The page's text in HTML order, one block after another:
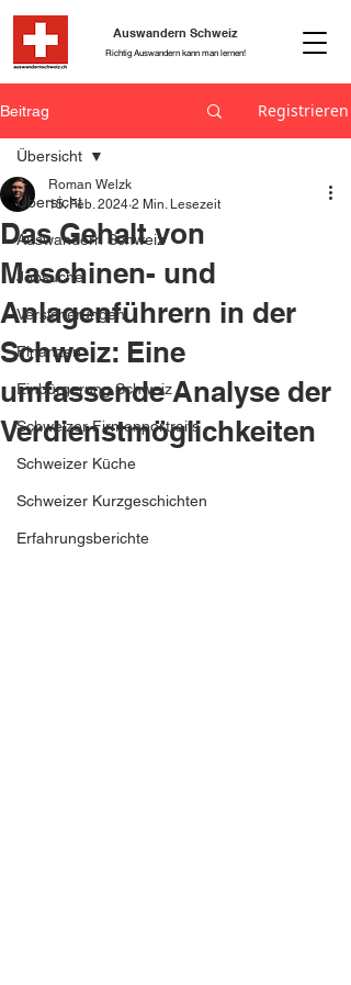
Richtig Auswandern kann man lernen!
Auswandern Schweiz
Beitrag Registrieren
Übersicht
Auswandern Schweiz
Jobsuche
Versicherungen
Finanzen
Einbürgerung Schweiz
Schweizer Firmenportraits
Schweizer Küche
Schweizer Kurzgeschichten
Erfahrungsberichte
Übersicht
Das Gehalt von
Maschinen- und
Anlagenführern in der
Schweiz: Eine
umfassende Analyse der
Verdienstmöglichkeiten
Roman Welzk
15. Feb. 2024 2 Min. Lesezeit